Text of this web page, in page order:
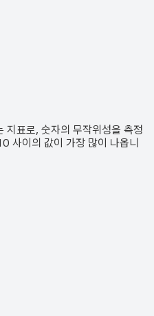
지표로, 숫자의 무작위성을 측정
사이의 값이 가장 많이 나옵니